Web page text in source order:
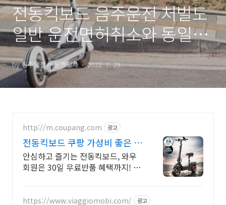
전동킥보드 음주운전 처벌도
일반 운전면허취소와 동일합
니다.
by 청주행정사 윤행정사 2022. 7. 29.
http://m.coupang.com 광고
전동킥보드 쿠팡 가성비 좋은 킥
보드 선택
안심하고 즐기는 전동킥보드, 와우
회원은 30일 무료반품 혜택까지! 안
https://www.viaggiomobi.com/ 광고